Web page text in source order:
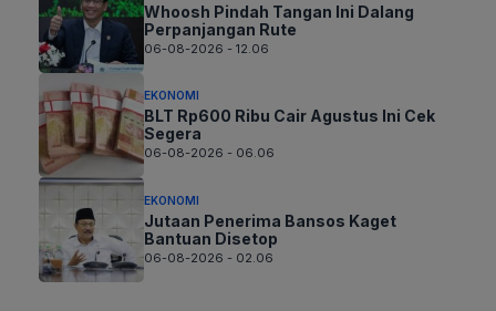
Whoosh Pindah Tangan Ini Dalang
Perpanjangan Rute
06-08-2026 - 12.06
EKONOMI
BLT Rp600 Ribu Cair Agustus Ini Cek
Segera
06-08-2026 - 06.06
EKONOMI
Jutaan Penerima Bansos Kaget
Bantuan Disetop
06-08-2026 - 02.06